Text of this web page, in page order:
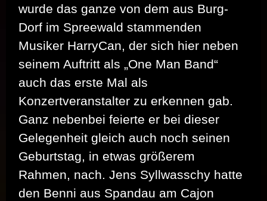
wurde das ganze von dem aus Burg-
Dorf im Spreewald stammenden
Musiker HarryCan, der sich hier neben
seinem Auftritt als „One Man Band“
auch das erste Mal als
Konzertveranstalter zu erkennen gab.
Ganz nebenbei feierte er bei dieser
Gelegenheit gleich auch noch seinen
Geburtstag, in etwas größerem
Rahmen, nach. Jens Syllwasschy hatte
den Benni aus Spandau am Cajon